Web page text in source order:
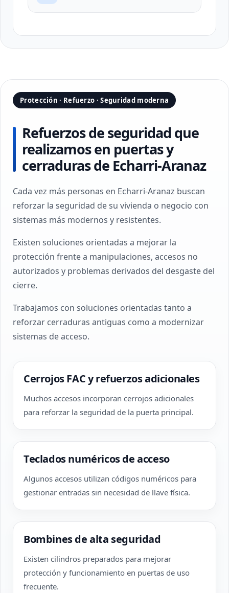
Protección · Refuerzo · Seguridad moderna
Refuerzos de seguridad que
realizamos en puertas y
cerraduras de Echarri-Aranaz
Cada vez más personas en Echarri-Aranaz buscan
reforzar la seguridad de su vivienda o negocio con
sistemas más modernos y resistentes.
Existen soluciones orientadas a mejorar la
protección frente a manipulaciones, accesos no
autorizados y problemas derivados del desgaste del
cierre.
Trabajamos con soluciones orientadas tanto a
reforzar cerraduras antiguas como a modernizar
sistemas de acceso.
Cerrojos FAC y refuerzos adicionales
Muchos accesos incorporan cerrojos adicionales
para reforzar la seguridad de la puerta principal.
Teclados numéricos de acceso
Algunos accesos utilizan códigos numéricos para
gestionar entradas sin necesidad de llave física.
Bombines de alta seguridad
Existen cilindros preparados para mejorar
protección y funcionamiento en puertas de uso
frecuente.